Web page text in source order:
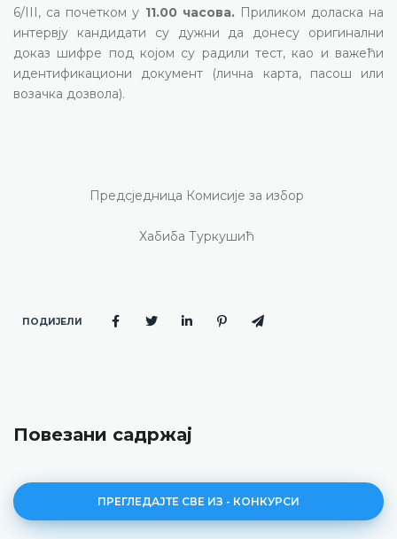
6/III, са почетком у 11.00 часова.Приликом доласка на
интервју кандидати су дужни да донесу оригинални
доказ шифре под којом су радили тест, као и важећи
идентификациони документ (лична карта, пасош или
возачка дозвола).
Предсједница Комисије за избор
Хабиба Туркушић
ПОДИЈЕЛИ
Повезани садржај
ПРЕГЛЕДАЈТЕ СВЕ ИЗ - КОНКУРСИ